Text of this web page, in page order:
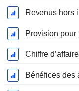
Revenus hors
Provision pour
Chiffre